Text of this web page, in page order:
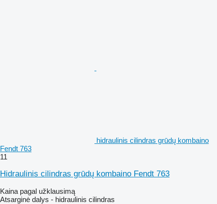
hidraulinis cilindras grūdų kombaino
Fendt 763
11
Hidraulinis cilindras grūdų kombaino Fendt 763
Kaina pagal užklausimą
Atsarginė dalys - hidraulinis cilindras